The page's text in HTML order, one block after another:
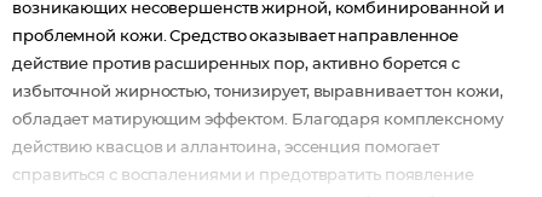
возникающих несовершенств жирной, комбинированной и
проблемной кожи. Средство оказывает направленное
действие против расширенных пор, активно борется с
избыточной жирностью, тонизирует, выравнивает тон кожи,
обладает матирующим эффектом. Благодаря комплексному
действию квасцов и аллантоина, эссенция помогает
справиться с воспалениями и предотвратить появление